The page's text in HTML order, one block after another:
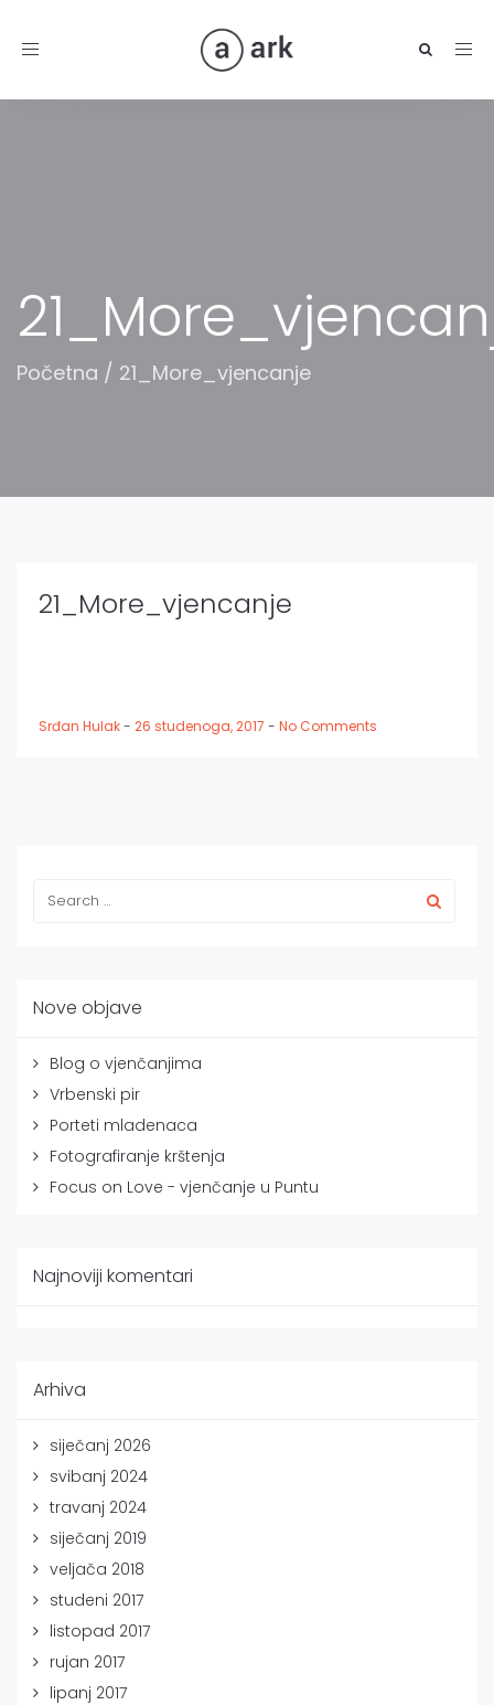
Toggle
Početna / 21_More_vjencanje
21_More_vjencanje
Srđan Hulak- 26 studenoga, 2017 - No Comments
Nove objave
Blog o vjenčanjima
Vrbenski pir
Porteti mladenaca
Fotografiranje krštenja
Focus on Love - vjenčanje u Puntu
Najnoviji komentari
Arhiva
siječanj 2026
svibanj 2024
travanj 2024
siječanj 2019
veljača 2018
studeni 2017
listopad 2017
rujan 2017
lipanj 2017